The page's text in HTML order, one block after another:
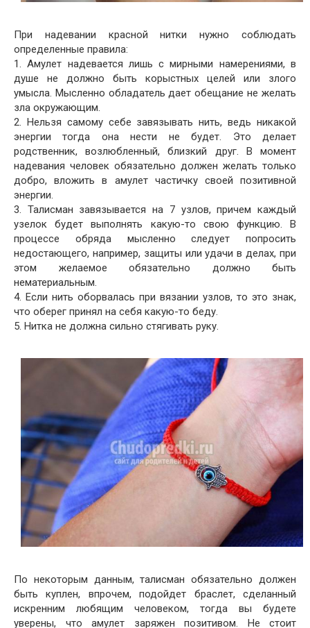
При надевании красной нитки нужно соблюдать
определенные правила:
1. Амулет надевается лишь с мирными намерениями, в
душе не должно быть корыстных целей или злого
умысла. Мысленно обладатель дает обещание не желать
зла окружающим.
2. Нельзя самому себе завязывать нить, ведь никакой
энергии тогда она нести не будет. Это делает
родственник, возлюбленный, близкий друг. В момент
надевания человек обязательно должен желать только
добро, вложить в амулет частичку своей позитивной
энергии.
3. Талисман завязывается на 7 узлов, причем каждый
узелок будет выполнять какую-то свою функцию. В
процессе обряда мысленно следует попросить
недостающего, например, защиты или удачи в делах, при
этом желаемое обязательно должно быть
нематериальным.
4. Если нить оборвалась при вязании узлов, то это знак,
что оберег принял на себя какую-то беду.
5. Нитка не должна сильно стягивать руку.
По некоторым данным, талисман обязательно должен
быть куплен, впрочем, подойдет браслет, сделанный
искренним любящим человеком, тогда вы будете
уверены, что амулет заряжен позитивом. Не стоит